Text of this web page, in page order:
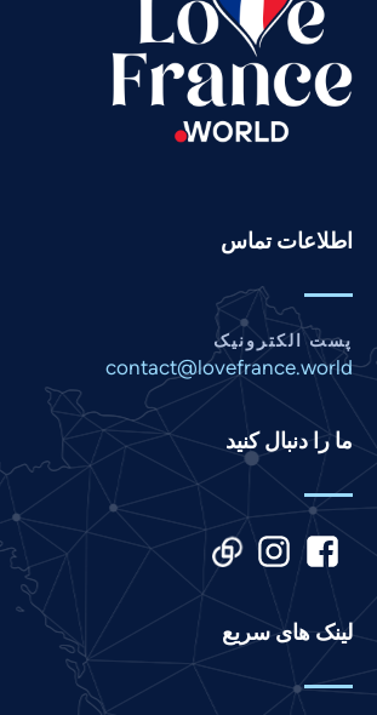
اطلاعات تماس
پست الکترونیک
contact@lovefrance.world
ما را دنبال کنید
لینک های سریع
Gujarati
Indonesian
Italian
Kannada
Korean
Malay
Marathi
Nepali
Portuguese
Romanian
Russian
Spanish